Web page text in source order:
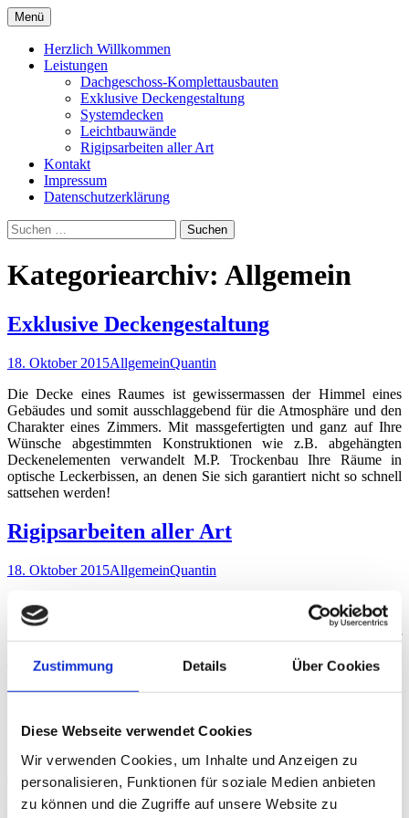
Zustimmung Details Über Cookies
Diese Webseite verwendet Cookies
Wir verwenden Cookies, um Inhalte und Anzeigen zu
personalisieren, Funktionen für soziale Medien anbieten
zu können und die Zugriffe auf unsere Website zu
Zum
Inhalt
springen
Trockenbau Pink
Menü
Herzlich Willkommen
Leistungen
Dachgeschoss-Komplettausbauten
Exklusive Deckengestaltung
Systemdecken
Leichtbauwände
Rigipsarbeiten aller Art
Kontakt
Impressum
Datenschutzerklärung
Suchen
nach:
Kategoriearchiv: Allgemein
Exklusive Deckengestaltung
18. Oktober 2015AllgemeinQuantin
Die Decke eines Raumes ist gewissermassen der Himmel eines
Gebäudes und somit ausschlaggebend für die Atmosphäre und den
Charakter eines Zimmers. Mit massgefertigten und ganz auf Ihre
Wünsche abgestimmten Konstruktionen wie z.B. abgehängten
Deckenelementen verwandelt M.P. Trockenbau Ihre Räume in
optische Leckerbissen, an denen Sie sich garantiert nicht so schnell
sattsehen werden!
Rigipsarbeiten aller Art
18. Oktober 2015AllgemeinQuantin
Rigipsarbeiten aller Art
Neben Altbausanierungen und -ausbauten gehört auch die individuelle
Trockenbau auch Ihre Räume in echte „Wohn-Unikate“. Wir beraten Sie gerne
Kommentar hinterlassen
Leichtbauwände
18. Oktober 2015AllgemeinQuantin